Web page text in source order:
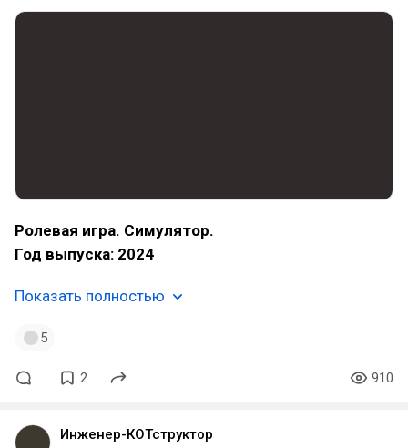
Ролевая игра. Симулятор.
Год выпуска: 2024
Показать полностью
5
2 910
Инженер-КОТструктор